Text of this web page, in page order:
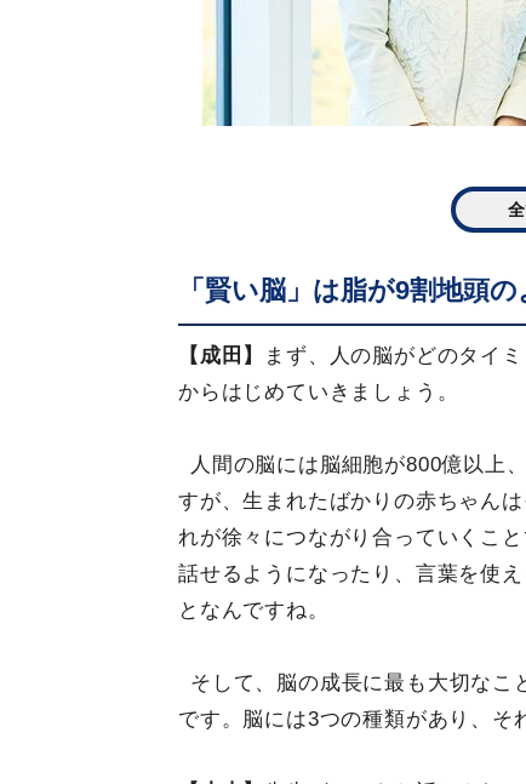
「賢い脳」は脂が9割地頭
【成田】
まず、人の脳がどのタイ
からはじめていきましょう。
人間の脳には脳細胞が800億以上
すが、生まれたばかりの赤ちゃん
れが徐々につながり合っていくこ
話せるようになったり、言葉を使
となんですね。
そして、脳の成長に最も大切なこ
です。脳には3つの種類があり、そ